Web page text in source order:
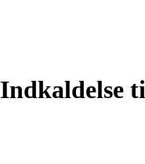
Indkaldelse